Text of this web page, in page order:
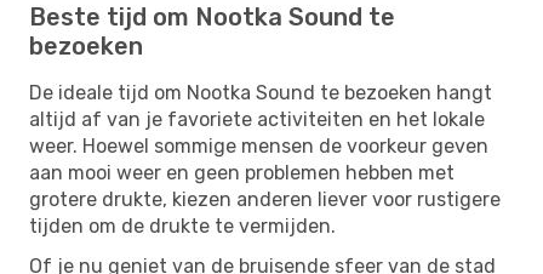
Beste tijd om Nootka Sound te
bezoeken
De ideale tijd om Nootka Sound te bezoeken hangt
altijd af van je favoriete activiteiten en het lokale
weer. Hoewel sommige mensen de voorkeur geven
aan mooi weer en geen problemen hebben met
grotere drukte, kiezen anderen liever voor rustigere
tijden om de drukte te vermijden.
Of je nu geniet van de bruisende sfeer van de stad